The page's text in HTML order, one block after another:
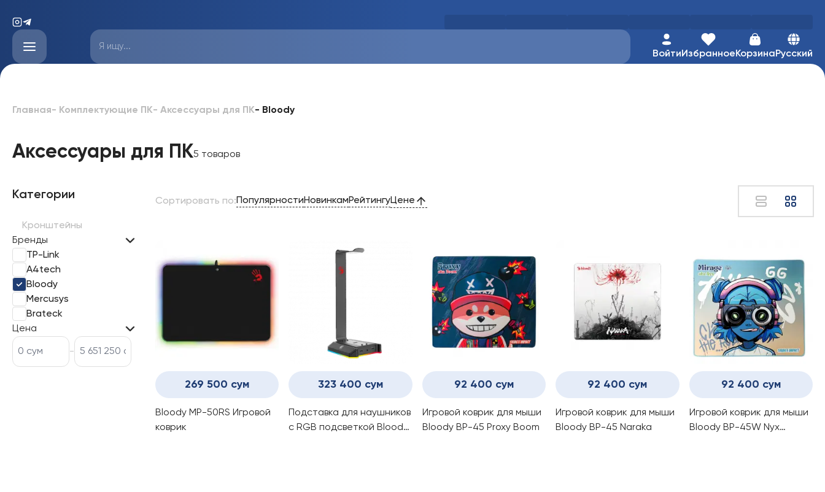
ВойтиИзбранноеКорзинаРусский
Главная- Комплектующие ПК- Аксессуары для ПК- Bloody
Аксессуары для ПК5 товаров
Категории
Кронштейны
Бренды
TP-Link
A4tech
Bloody
Mercusys
Brateck
Цена
-
Сортировать по:ПопулярностиНовинкамРейтингуЦене
269 500 сум
Bloody MP-50RS Игровой
коврик
323 400 сум
Подставка для наушников
с RGB подсветкой Bloody
92 400 сум
Игровой коврик для мыши
Bloody BP-45 Proxy Boom
92 400 сум
Игровой коврик для мыши
Bloody BP-45 Naraka
92 400 сум
Игровой коврик для мыши
Bloody BP-45W Nyx